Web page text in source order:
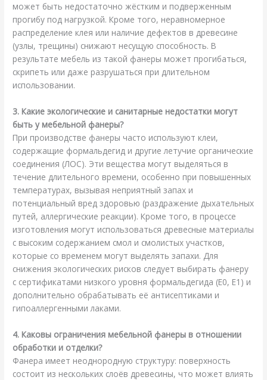
может быть недостаточно жёстким и подверженным
прогибу под нагрузкой. Кроме того, неравномерное
распределение клея или наличие дефектов в древесине
(узлы, трещины) снижают несущую способность. В
результате мебель из такой фанеры может прогибаться,
скрипеть или даже разрушаться при длительном
использовании.
3. Какие экологические и санитарные недостатки могут
быть у мебельной фанеры?
При производстве фанеры часто используют клеи,
содержащие формальдегид и другие летучие органические
соединения (ЛОС). Эти вещества могут выделяться в
течение длительного времени, особенно при повышенных
температурах, вызывая неприятный запах и
потенциальный вред здоровью (раздражение дыхательных
путей, аллергические реакции). Кроме того, в процессе
изготовления могут использоваться древесные материалы
с высоким содержанием смол и смолистых участков,
которые со временем могут выделять запахи. Для
снижения экологических рисков следует выбирать фанеру
с сертификатами низкого уровня формальдегида (E0, E1) и
дополнительно обрабатывать её антисептиками и
гипоаллергенными лаками.
4. Каковы ограничения мебельной фанеры в отношении
обработки и отделки?
Фанера имеет неоднородную структуру: поверхность
состоит из нескольких слоёв древесины, что может влиять